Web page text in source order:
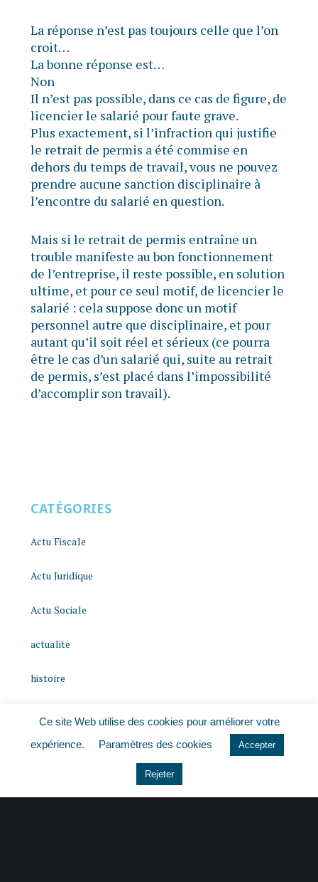
La réponse n’est pas toujours celle que l’on
croit…
La bonne réponse est…
Non
Il n’est pas possible, dans ce cas de figure, de
licencier le salarié pour faute grave.
Plus exactement, si l’infraction qui justifie
le retrait de permis a été commise en
dehors du temps de travail, vous ne pouvez
prendre aucune sanction disciplinaire à
l’encontre du salarié en question.
Mais si le retrait de permis entraîne un
trouble manifeste au bon fonctionnement
de l’entreprise, il reste possible, en solution
ultime, et pour ce seul motif, de licencier le
salarié : cela suppose donc un motif
personnel autre que disciplinaire, et pour
autant qu’il soit réel et sérieux (ce pourra
être le cas d’un salarié qui, suite au retrait
de permis, s’est placé dans l’impossibilité
d’accomplir son travail).
CATÉGORIES
Actu Fiscale
Actu Juridique
Actu Sociale
actualite
histoire
Non classé
Ce site Web utilise des cookies pour améliorer votre
expérience.
Paramètres des cookies Accepter
Rejeter